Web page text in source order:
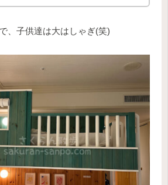
、子供達は大はしゃぎ(笑)